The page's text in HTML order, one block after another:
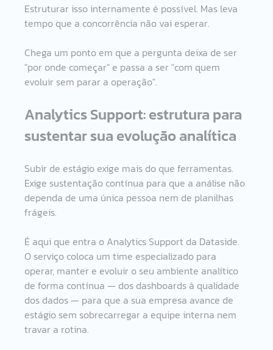
Estruturar isso internamente é possível. Mas leva
tempo que a concorrência não vai esperar.
Chega um ponto em que a pergunta deixa de ser
"por onde começar" e passa a ser "com quem
evoluir sem parar a operação".
Analytics Support: estrutura para
sustentar sua evolução analítica
Subir de estágio exige mais do que ferramentas.
Exige sustentação contínua para que a análise não
dependa de uma única pessoa nem de planilhas
frágeis.
É aqui que entra o Analytics Support da Dataside.
O serviço coloca um time especializado para
operar, manter e evoluir o seu ambiente analítico
de forma contínua — dos dashboards à qualidade
dos dados — para que a sua empresa avance de
estágio sem sobrecarregar a equipe interna nem
travar a rotina.